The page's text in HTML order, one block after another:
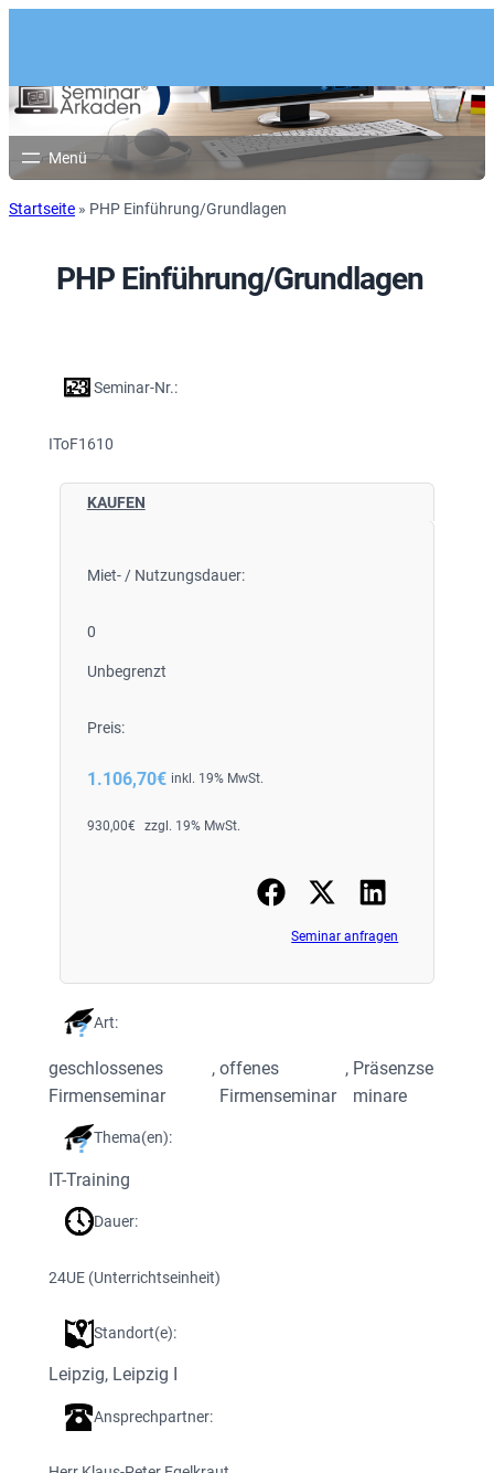
Startseite » PHP Einführung/Grundlagen
PHP Einführung/Grundlagen
Seminar-Nr.:
IToF1610
KAUFEN
Miet- / Nutzungsdauer:
0
Unbegrenzt
Preis:
1.106,70€ inkl. 19% MwSt.
930,00€ zzgl. 19% MwSt.
Seminar anfragen
Art:
geschlossenes
Firmenseminar
, offenes
Firmenseminar
, Präsenzse
minare
Thema(en):
IT-Training
Dauer:
24UE (Unterrichtseinheit)
Standort(e):
Leipzig, Leipzig I
Ansprechpartner: